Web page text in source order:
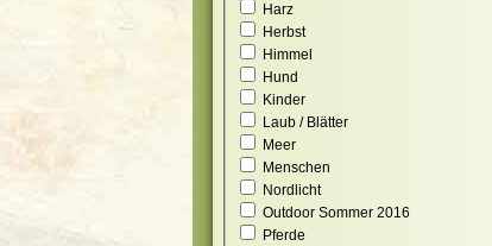
Harz
Herbst
Himmel
Hund
Kinder
Laub / Blätter
Meer
Menschen
Nordlicht
Outdoor Sommer 2016
Pferde